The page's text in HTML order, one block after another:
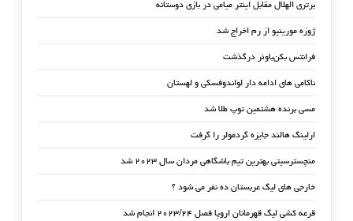
برتری الهلال مقابل اینتر میامی در بازی دوستانه
ژوزه مورینیو از رم اخراج شد
فرانتس بکن‌باوئر درگذشت
ناکامی های ادامه دار لواندوفسکی و لهستان
مسی برنده هشتمین توپ طلا شد
ارلینگ هالند جایزه گردمولر را گرفت
منچسترسیتی بهترین تیم باشگاهی مردان سال ۲۰۲۳ شد
خارجی های لیگ عربستان ده نفر می شود ؟
قرعه کشی لیگ قهرمانان اروپا فصل ۲۰۲۳/۲۴ انجام شد